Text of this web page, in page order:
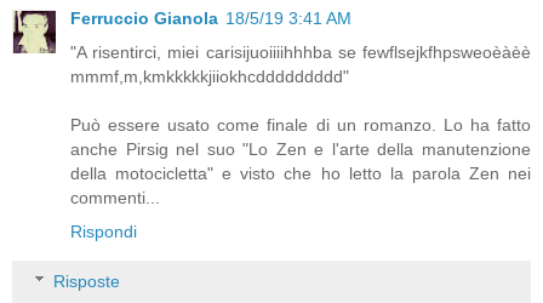
Ferruccio Gianola 18/5/19 3:41 AM
"A risentirci, miei carisijuoiiiihhhba se fewflsejkfhpsweoèàèè
mmmf,m,kmkkkkkjiiokhcddddddddd"
Può essere usato come finale di un romanzo. Lo ha fatto
anche Pirsig nel suo "Lo Zen e l'arte della manutenzione
della motocicletta" e visto che ho letto la parola Zen nei
commenti...
Rispondi
Risposte